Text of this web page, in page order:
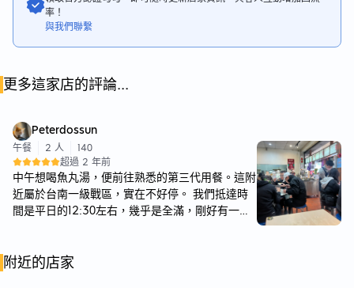
率！
與我們聯繫
更多這家店的評論...
Peterdossun
午餐 2 人
140
超過 2 年前
中午想喝魚丸湯，便前往熟悉的第三代用餐。這附
近屬於台南一級戰區，實在不好停。 我們抵達時
間是平日的12:30左右，幾乎是全滿，剛好有一桌
以下內容。 超值魚丸套餐（130）：內含肉燥飯、
附近的店家